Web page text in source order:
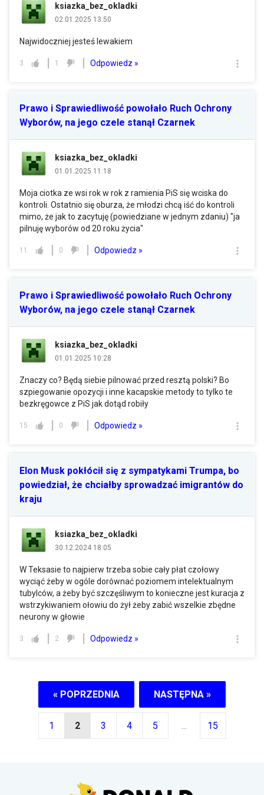
ksiazka_bez_okladki
02.01.2025 13:50
Najwidoczniej jesteś lewakiem
3 1 Odpowiedz »
Prawo i Sprawiedliwość powołało Ruch Ochrony
Wyborów, na jego czele stanął Czarnek
ksiazka_bez_okladki
01.01.2025 11:18
Moja ciotka ze wsi rok w rok z ramienia PiS się wciska do
kontroli. Ostatnio się oburza, że młodzi chcą iść do kontroli
mimo, że jak to zacytuję (powiedziane w jednym zdaniu) "ja
pilnuję wyborów od 20 roku życia"
11 0 Odpowiedz »
Prawo i Sprawiedliwość powołało Ruch Ochrony
Wyborów, na jego czele stanął Czarnek
ksiazka_bez_okladki
01.01.2025 10:28
Znaczy co? Będą siebie pilnować przed resztą polski? Bo
szpiegowanie opozycji i inne kacapskie metody to tylko te
bezkręgowce z PiS jak dotąd robiły
15 0 Odpowiedz »
Elon Musk pokłócił się z sympatykami Trumpa, bo
powiedział, że chciałby sprowadzać imigrantów do
kraju
ksiazka_bez_okladki
30.12.2024 18:05
W Teksasie to najpierw trzeba sobie cały płat czołowy
wyciąć żeby w ogóle dorównać poziomem intelektualnym
tubylców, a żeby być szczęśliwym to konieczne jest kuracja z
wstrzykiwaniem ołowiu do żył żeby zabić wszelkie zbędne
neurony w głowie
3 2 Odpowiedz »
« POPRZEDNIA NASTĘPNA »
1 2 3 4 5 ... 15